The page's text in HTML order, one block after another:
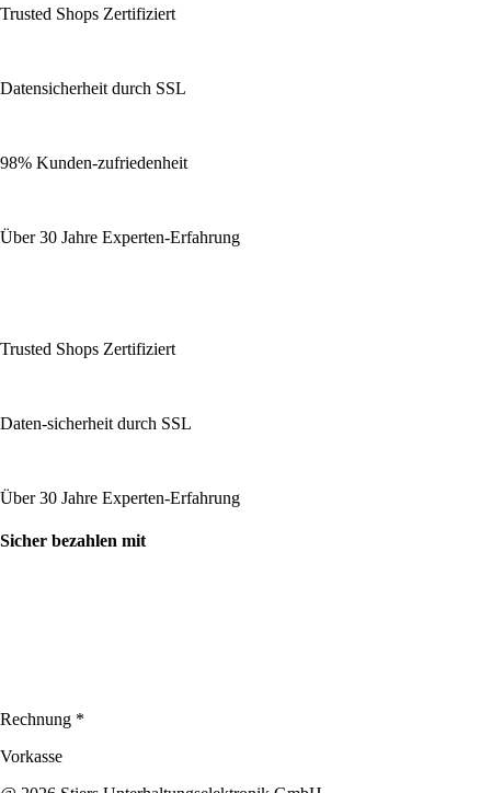
Trusted Shops Zertifiziert
Datensicherheit durch SSL
98% Kunden-zufriedenheit
Über 30 Jahre Experten-Erfahrung
Trusted Shops Zertifiziert
Daten-sicherheit durch SSL
Über 30 Jahre Experten-Erfahrung
Sicher bezahlen mit
Rechnung *
Vorkasse